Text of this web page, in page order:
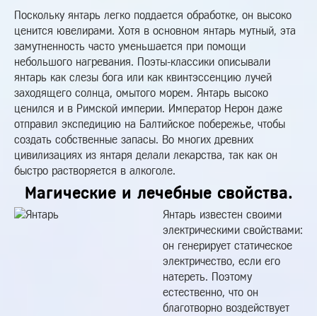
Поскольку янтарь легко поддается обработке, он высоко
ценится ювелирами. Хотя в основном янтарь мутный, эта
замутненность часто уменьшается при помощи
небольшого нагревания. Поэты-классики описывали
янтарь как слезы бога или как квинтэссенцию лучей
заходящего солнца, омытого морем. Янтарь высоко
ценился и в Римской империи. Император Нерон даже
отправил экспедицию на Балтийское побережье, чтобы
создать собственные запасы. Во многих древних
цивилизациях из янтаря делали лекарства, так как он
быстро растворяется в алкоголе.
Магические и лечебные свойства.
Янтарь известен своими
электрическими свойствами:
он генерирует статическое
электричество, если его
натереть. Поэтому
естественно, что он
благотворно воздействует